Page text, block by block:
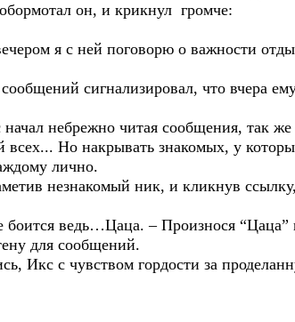
он, и крикнул громче:
я с ней поговорю о важности
сигнализировал, что вчера
небрежно читая сообщения, так
Но накрывать знакомых, у
лично.
незнакомый ник, и кликнув
ведь…Цаца. – Произнося “Цаца”
для сообщений.
с чувством гордости за